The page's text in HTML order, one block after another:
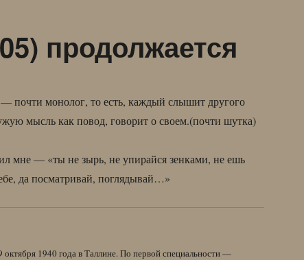
продолжается
почти монолог, то есть, каждый слышит другого
мысль как повод, говорит о своем.(почти шутка)
мне — «ты не зырь, не упирайся зенками, не ешь
да посматривай, поглядывай…»
1940 года в Таллине. По первой специальности —